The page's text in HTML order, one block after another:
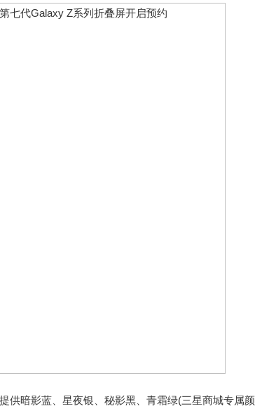
暗影蓝、星夜银、秘影黑、青霜绿(三星商城专属颜